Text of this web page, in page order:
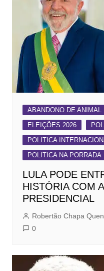
ABANDONO DE ANIMAL
ELEIÇÕES 2026
POLITICA
POLITICA NA PORRADA
LULA PODE
HISTÓRIA COM
PRESIDENCIAL
Robertão Chapa
0